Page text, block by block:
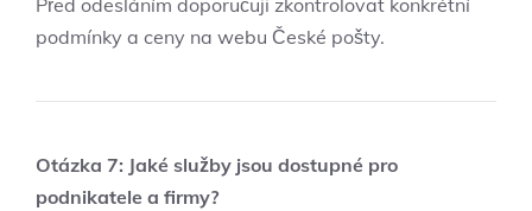
Před odesláním doporučuji zkontrolovat konkrétní
podmínky a ceny na webu České pošty.
Otázka 7: Jaké služby jsou dostupné pro
podnikatele a firmy?